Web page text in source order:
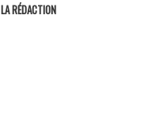
LA RÉDACTION